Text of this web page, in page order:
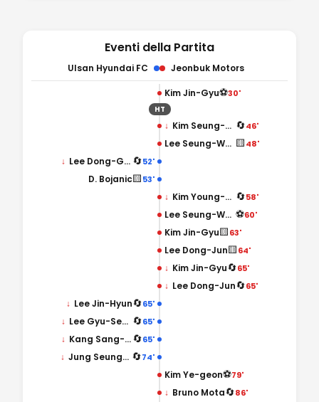
Eventi della Partita
Ulsan Hyundai FC Jeonbuk Motors
Kim Jin-Gyu⚽30'
HT
↓ Kim Seung-Sub 🔄46'
Lee Seung-Woo 🟨48'
52'
🔄
↓ Lee Dong-Gyeong
53'
🟨
D. Bojanic
↓ Kim Young-Bin 🔄58'
Lee Seung-Woo ⚽60'
Kim Jin-Gyu🟨63'
Lee Dong-Jun🟨64'
↓ Kim Jin-Gyu🔄65'
↓ Lee Dong-Jun🔄65'
65'
🔄
↓ Lee Jin-Hyun
65'
🔄
↓ Lee Gyu-Seong
65'
🔄
↓ Kang Sang-Woo
74'
🔄
↓ Jung Seung-Hyun
Kim Ye-geon⚽79'
↓ Bruno Mota🔄86'